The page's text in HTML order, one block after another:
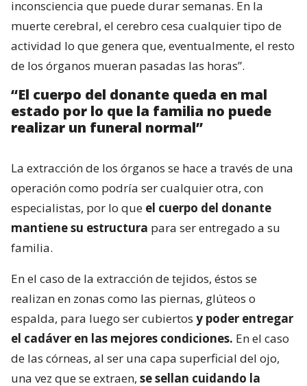
inconsciencia que puede durar semanas. En la
muerte cerebral, el cerebro cesa cualquier tipo de
actividad lo que genera que, eventualmente, el resto
de los órganos mueran pasadas las horas”.
“El cuerpo del donante queda en mal
estado por lo que la familia no puede
realizar un funeral normal”
La extracción de los órganos se hace a través de una
operación como podría ser cualquier otra, con
especialistas, por lo que el cuerpo del donante
mantiene su estructura para ser entregado a su
familia.
En el caso de la extracción de tejidos, éstos se
realizan en zonas como las piernas, glúteos o
espalda, para luego ser cubiertos y poder entregar
el cadáver en las mejores condiciones. En el caso
de las córneas, al ser una capa superficial del ojo,
una vez que se extraen, se sellan cuidando la